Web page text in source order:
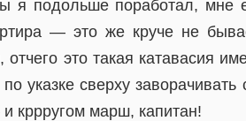
я подольше поработал, мне
— это же круче не
это такая катавасия
указке сверху
кррругом марш, капитан!